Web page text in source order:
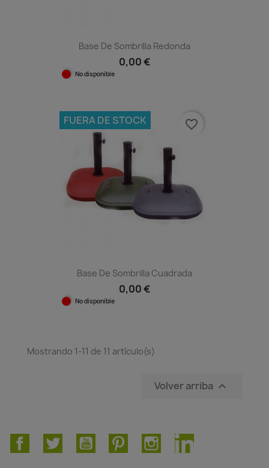
Base De Sombrilla Redonda
0,00 €
No disponible
Base De Sombrilla Cuadrada
0,00 €
No disponible
FUERA DE STOCK favorite_border
Mostrando 1-11 de 11 artículo(s)
Volver arriba 
FacebookTwitter YouTube PinterestInstagramLinkedIn